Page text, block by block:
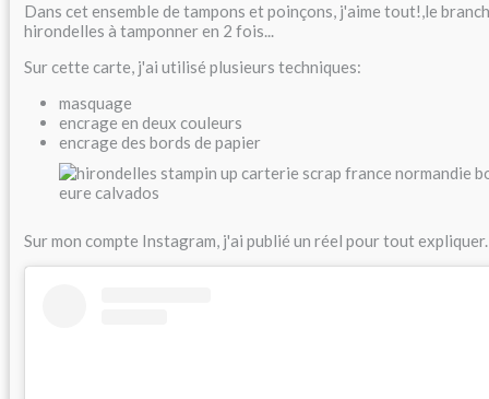
Dans cet ensemble de tampons et poinçons, j'aime tout!,le
hirondelles à tamponner en 2 fois...
Sur cette carte, j'ai utilisé plusieurs techniques:
masquage
encrage en deux couleurs
encrage des bords de papier
Sur mon compte Instagram, j'ai publié un réel pour tout expliquer.